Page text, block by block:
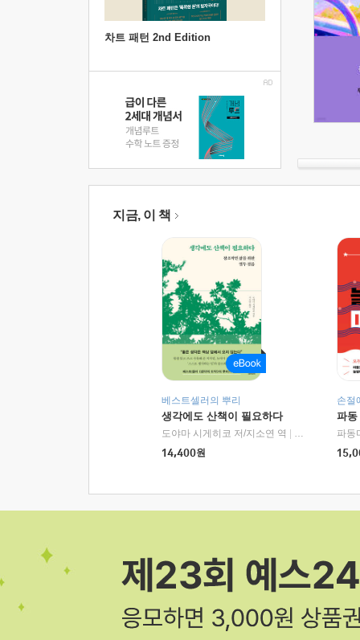
차트 패턴 2nd Edition
지금, 이 책
베스트셀러의 뿌리
생각에도 산책이 필요하다
도야마 시게히코 저/지소연 역
알에이치코리
14,400원
손절
파동
파동